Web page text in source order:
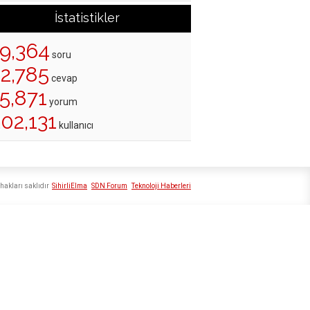
İstatistikler
soru
cevap
yorum
kullanıcı
SihirliElma SDN Forum Teknoloji Haberleri
saklıdır